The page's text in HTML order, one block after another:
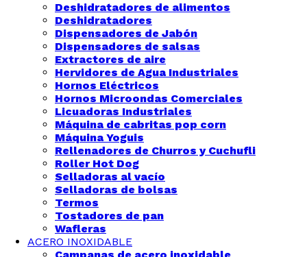
Deshidratadores de alimentos
Deshidratadores
Dispensadores de Jabón
Dispensadores de salsas
Extractores de aire
Hervidores de Agua Industriales
Hornos Eléctricos
Hornos Microondas Comerciales
Licuadoras Industriales
Máquina de cabritas pop corn
Máquina Yoguis
Rellenadores de Churros y Cuchufli
Roller Hot Dog
Selladoras al vacío
Selladoras de bolsas
Termos
Tostadores de pan
Wafleras
ACERO INOXIDABLE